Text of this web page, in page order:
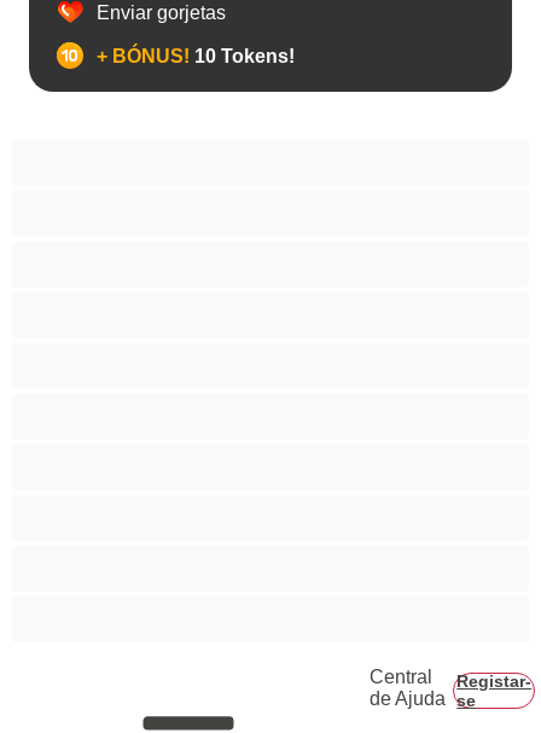
Enviar gorjetas
+ BÓNUS! 10 Tokens!
Central
de Ajuda
Registar-
se